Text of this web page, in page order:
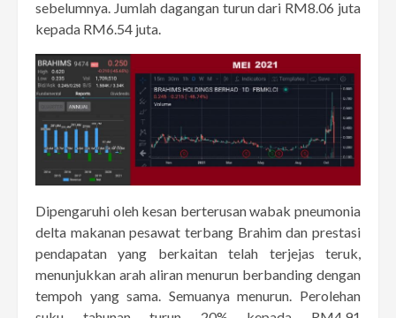
sebelumnya. Jumlah dagangan turun dari RM8.06 juta
kepada RM6.54 juta.
Dipengaruhi oleh kesan berterusan wabak pneumonia
delta makanan pesawat terbang Brahim dan prestasi
pendapatan yang berkaitan telah terjejas teruk,
menunjukkan arah aliran menurun berbanding dengan
tempoh yang sama. Semuanya menurun. Perolehan